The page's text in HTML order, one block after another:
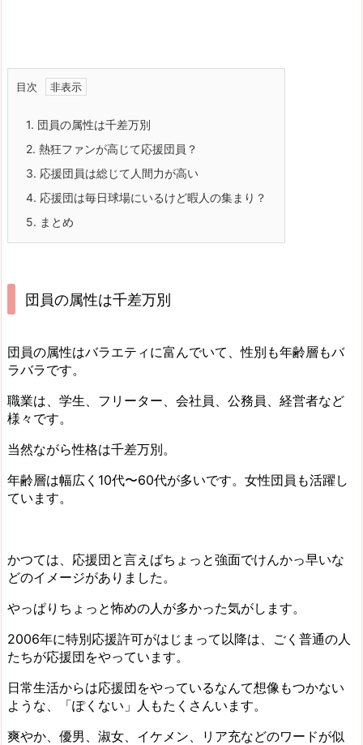
目次
1. 団員の属性は千差万別
2. 熱狂ファンが高じて応援団員？
3. 応援団員は総じて人間力が高い
4. 応援団は毎日球場にいるけど暇人の集まり？
5. まとめ
団員の属性は千差万別
団員の属性はバラエティに富んでいて、性別も年齢層もバ
ラバラです。
職業は、学生、フリーター、会社員、公務員、経営者など
様々です。
当然ながら性格は千差万別。
年齢層は幅広く10代〜60代が多いです。女性団員も活躍し
ています。
かつては、応援団と言えばちょっと強面でけんかっ早いな
どのイメージがありました。
やっぱりちょっと怖めの人が多かった気がします。
2006年に特別応援許可がはじまって以降は、 ごく普通の人
たちが応援団をやっています。
日常生活からは応援団をやっているなんて想像もつかない
ような、「ぽくない」人もたくさんいます。
爽やか、優男、淑女、イケメン、リア充などのワードが似